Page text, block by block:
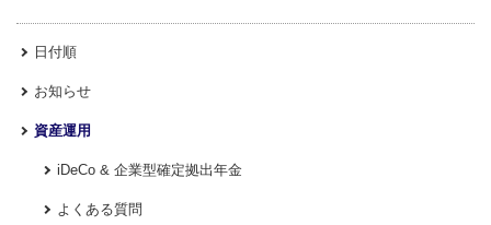
日付順
お知らせ
資産運用
iDeCo & 企業型確定拠出年金
よくある質問